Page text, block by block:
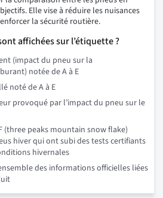
Elle vise à réduire les nuisances
la sécurité routière.
affichées sur l’étiquette ?
(impact du pneu sur la
notée de A à E
noté de A à E
provoqué par l’impact du pneu sur le
(three peaks mountain snow flake)
hiver qui ont subi des tests certifiants
hivernales
des informations officielles liées